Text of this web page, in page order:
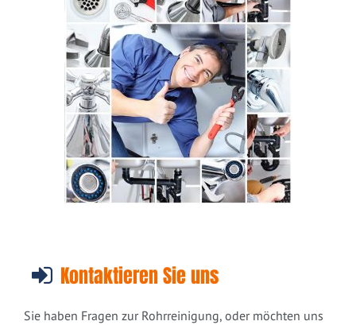
Kontaktieren Sie uns
Sie haben Fragen zur Rohrreinigung, oder möchten uns